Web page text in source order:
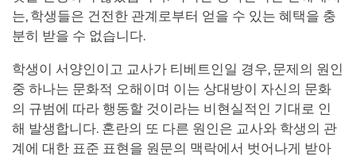
는, 학생들은 건전한 관계로부터 얻을 수 있는 혜택을 충
분히 받을 수 없습니다.
학생이 서양인이고 교사가 티베트인일 경우, 문제의 원인
중 하나는 문화적 오해이며 이는 상대방이 자신의 문화
의 규범에 따라 행동할 것이라는 비현실적인 기대로 인
해 발생합니다. 혼란의 또 다른 원인은 교사와 학생의 관
계에 대한 표준 표현을 원문의 맥락에서 벗어나게 받아